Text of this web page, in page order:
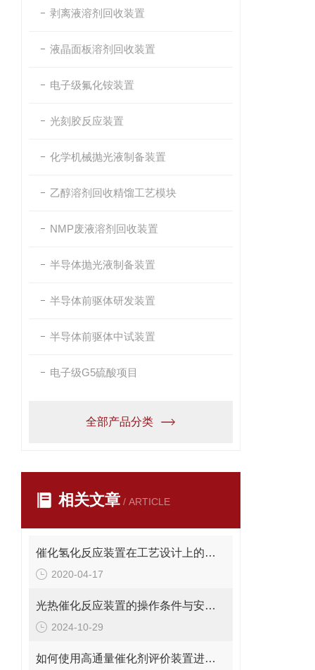
剥离液溶剂回收装置
液晶面板溶剂回收装置
电子级氟化铵装置
光刻胶反应装置
化学机械抛光液制备装置
乙醇溶剂回收精馏工艺模块
NMP废液溶剂回收装置
半导体抛光液制备装置
半导体前驱体研发装置
半导体前驱体中试装置
电子级G5硫酸项目
全部产品分类
相关文章 / ARTICLE
催化氢化反应装置在工艺设计上的注意点
2020-04-17
光热催化反应装置的操作条件与安全管理方法
2024-10-29
如何使用高通量催化剂评价装置进行催化性能测试？